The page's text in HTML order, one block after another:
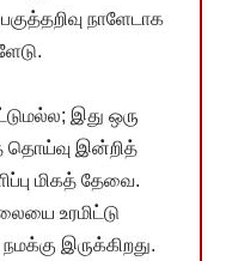
நாளேடாக
இது ஒரு
தொய்வு இன்றித்
மிகத் தேவை.
உரமிட்டு
இருக்கிறது.